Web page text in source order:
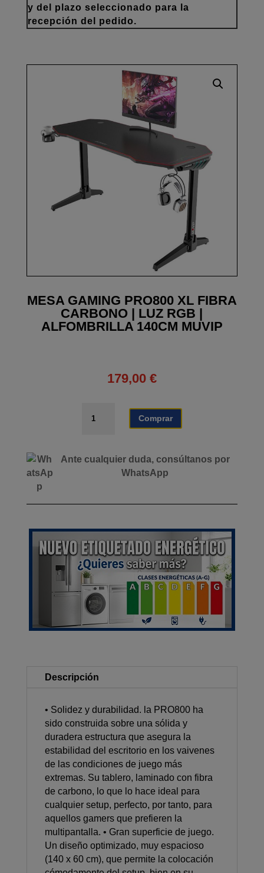
y del plazo seleccionado para la
recepción del pedido.
MESA GAMING PRO800 XL FIBRA
CARBONO | LUZ RGB |
ALFOMBRILLA 140CM MUVIP
179,00 €
GAMING
FIBRA
CARBONO
LUZ
|
ALFOMBRILLA
140CM
MUVIP
cantidad
Comprar
Ante cualquier duda, consúltanos por
WhatsApp
Descripción
• Solidez y durabilidad. la PRO800 ha
sido construida sobre una sólida y
duradera estructura que asegura la
estabilidad del escritorio en los vaivenes
de las condiciones de juego más
extremas. Su tablero, laminado con fibra
de carbono, lo que lo hace ideal para
cualquier setup, perfecto, por tanto, para
aquellos gamers que prefieren la
multipantalla. • Gran superficie de juego.
Un diseño optimizado, muy espacioso
(140 x 60 cm), que permite la colocación